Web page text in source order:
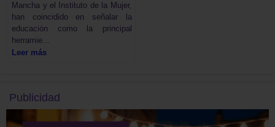
Mancha y el Instituto de la Mujer,
han coincidido en señalar la
educación como la principal
herramie...
Leer más
Publicidad